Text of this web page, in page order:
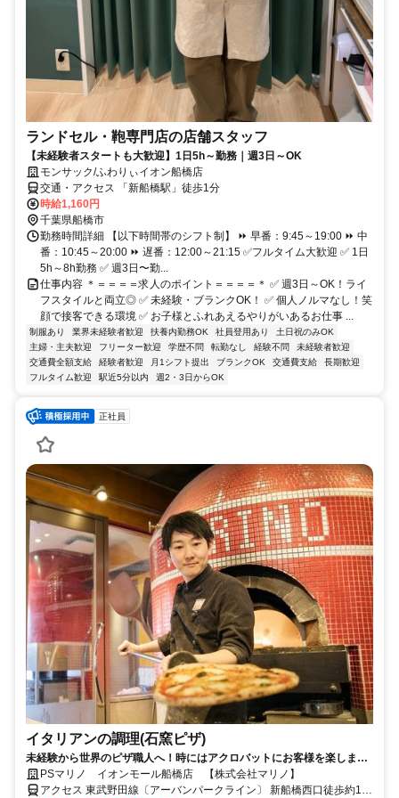
ランドセル・鞄専門店の店舗スタッフ
【未経験者スタートも大歓迎】1日5h～勤務｜週3日～OK
モンサック/ふわりぃイオン船橋店
交通・アクセス 「新船橋駅」徒歩1分
時給1,160円
千葉県船橋市
勤務時間詳細 【以下時間帯のシフト制】 ⏩ 早番：9:45～19:00 ⏩ 中
番：10:45～20:00 ⏩ 遅番：12:00～21:15 ✅フルタイム大歓迎 ✅ 1日
5h～8h勤務 ✅ 週3日〜勤...
仕事内容 ＊＝＝＝＝求人のポイント＝＝＝＝＊ ✅ 週3日～OK！ライ
フスタイルと両立◎ ✅ 未経験・ブランクOK！ ✅ 個人ノルマなし！笑
顔で接客できる環境 ✅ お子様とふれあえるやりがいあるお仕事 ...
制服あり 業界未経験者歓迎 扶養内勤務OK 社員登用あり
土日祝のみOK
主婦・主夫歓迎
フリーター歓迎 学歴不問 転勤なし 経験不問
未経験者歓迎
交通費全額支給
経験者歓迎 月1シフト提出 ブランクOK 交通費支給
長期歓迎
フルタイム歓迎
駅近5分以内 週2・3日からOK
正社員
イタリアンの調理(石窯ピザ)
未経験から世界のピザ職人へ！時にはアクロバットにお客様を楽しませ
るエンターテイメントな調理staff
PSマリノ イオンモール船橋店 【株式会社マリノ】
アクセス 東武野田線〔アーバンパークライン〕 新船橋西口徒歩約1